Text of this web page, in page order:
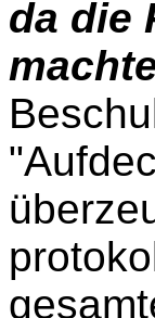
da die